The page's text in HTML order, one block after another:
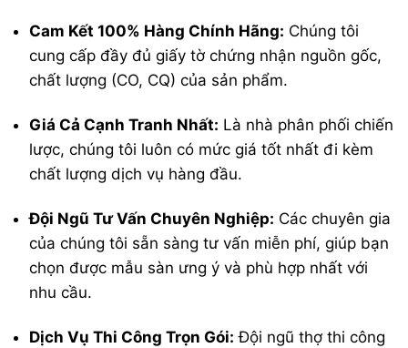
Cam Kết 100% Hàng Chính Hãng: Chúng tôi
cung cấp đầy đủ giấy tờ chứng nhận nguồn gốc,
chất lượng (CO, CQ) của sản phẩm.
Giá Cả Cạnh Tranh Nhất: Là nhà phân phối chiến
lược, chúng tôi luôn có mức giá tốt nhất đi kèm
chất lượng dịch vụ hàng đầu.
Đội Ngũ Tư Vấn Chuyên Nghiệp: Các chuyên gia
của chúng tôi sẵn sàng tư vấn miễn phí, giúp bạn
chọn được mẫu sàn ưng ý và phù hợp nhất với
nhu cầu.
Dịch Vụ Thi Công Trọn Gói: Đội ngũ thợ thi công